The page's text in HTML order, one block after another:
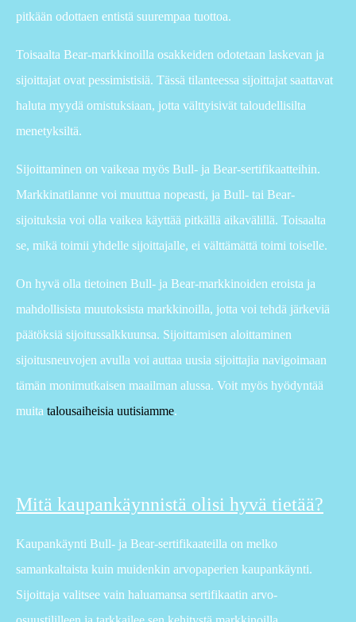
pitkään odottaen entistä suurempaa tuottoa.
Toisaalta Bear-markkinoilla osakkeiden odotetaan laskevan ja
sijoittajat ovat pessimistisiä. Tässä tilanteessa sijoittajat saattavat
haluta myydä omistuksiaan, jotta välttyisivät taloudellisilta
menetyksiltä.
Sijoittaminen on vaikeaa myös Bull- ja Bear-sertifikaatteihin.
Markkinatilanne voi muuttua nopeasti, ja Bull- tai Bear-
sijoituksia voi olla vaikea käyttää pitkällä aikavälillä. Toisaalta
se, mikä toimii yhdelle sijoittajalle, ei välttämättä toimi toiselle.
On hyvä olla tietoinen Bull- ja Bear-markkinoiden eroista ja
mahdollisista muutoksista markkinoilla, jotta voi tehdä järkeviä
päätöksiä sijoitussalkkuunsa. Sijoittamisen aloittaminen
sijoitusneuvojen avulla voi auttaa uusia sijoittajia navigoimaan
tämän monimutkaisen maailman alussa. Voit myös hyödyntää
muita talousaiheisia uutisiamme.
Mitä kaupankäynnistä olisi hyvä tietää?
Kaupankäynti Bull- ja Bear-sertifikaateilla on melko
samankaltaista kuin muidenkin arvopaperien kaupankäynti.
Sijoittaja valitsee vain haluamansa sertifikaatin arvo-